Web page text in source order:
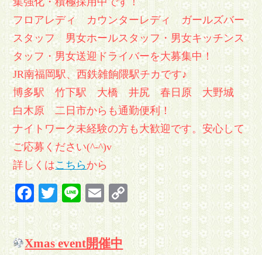
フロアレディ カウンターレディ ガールズバー
スタッフ 男女ホールスタッフ・男女キッチンス
タッフ・男女送迎ドライバーを大募集中！
JR南福岡駅、西鉄雑餉隈駅チカです♪
博多駅 竹下駅 大橋 井尻 春日原 大野城
白木原 二日市からも通勤便利！
ナイトワーク未経験の方も大歓迎です。安心して
ご応募ください(^-^)v
詳しくはこちら から
Facebook
Twitter
LineEmailCopy
Link
Xmas event開催中